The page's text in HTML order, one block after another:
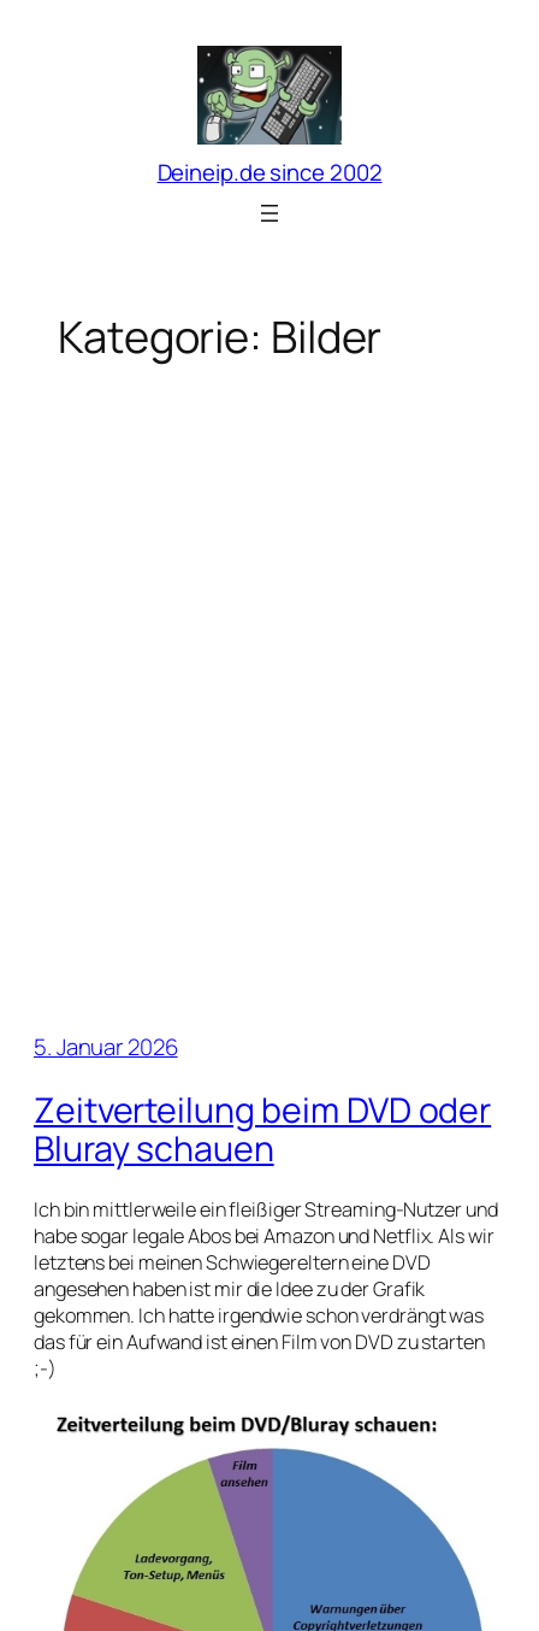
Deineip.de since 2002
Kategorie: Bilder
5. Januar 2026
Zeitverteilung beim DVD oder
Bluray schauen
Ich bin mittlerweile ein fleißiger Streaming-Nutzer und
habe sogar legale Abos bei Amazon und Netflix. Als wir
letztens bei meinen Schwiegereltern eine DVD
angesehen haben ist mir die Idee zu der Grafik
gekommen. Ich hatte irgendwie schon verdrängt was
das für ein Aufwand ist einen Film von DVD zu starten
;-)